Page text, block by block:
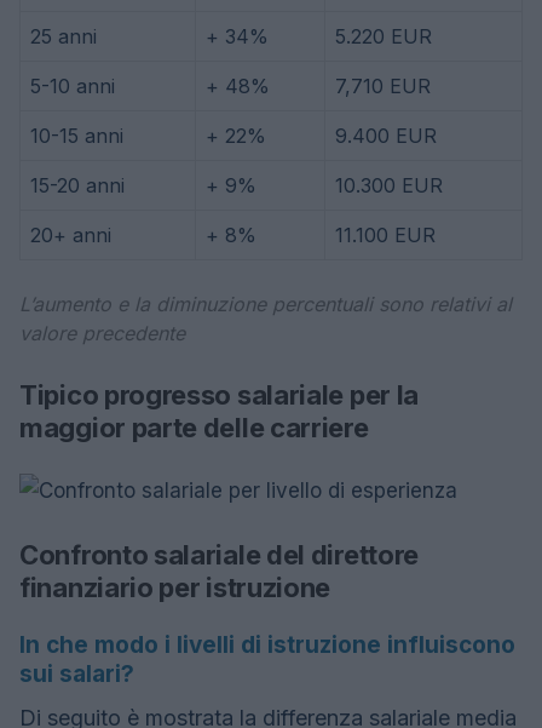
25 anni + 34% 5.220 EUR
5-10 anni + 48% 7,710 EUR
10-15 anni + 22% 9.400 EUR
15-20 anni + 9% 10.300 EUR
20+ anni + 8% 11.100 EUR
L’aumento e la diminuzione percentuali sono relativi al
valore precedente
Tipico progresso salariale per la
maggior parte delle carriere
Confronto salariale del direttore
finanziario per istruzione
In che modo i livelli di istruzione influiscono
sui salari?
Di seguito è mostrata la differenza salariale media